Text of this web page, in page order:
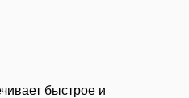
быстрое и